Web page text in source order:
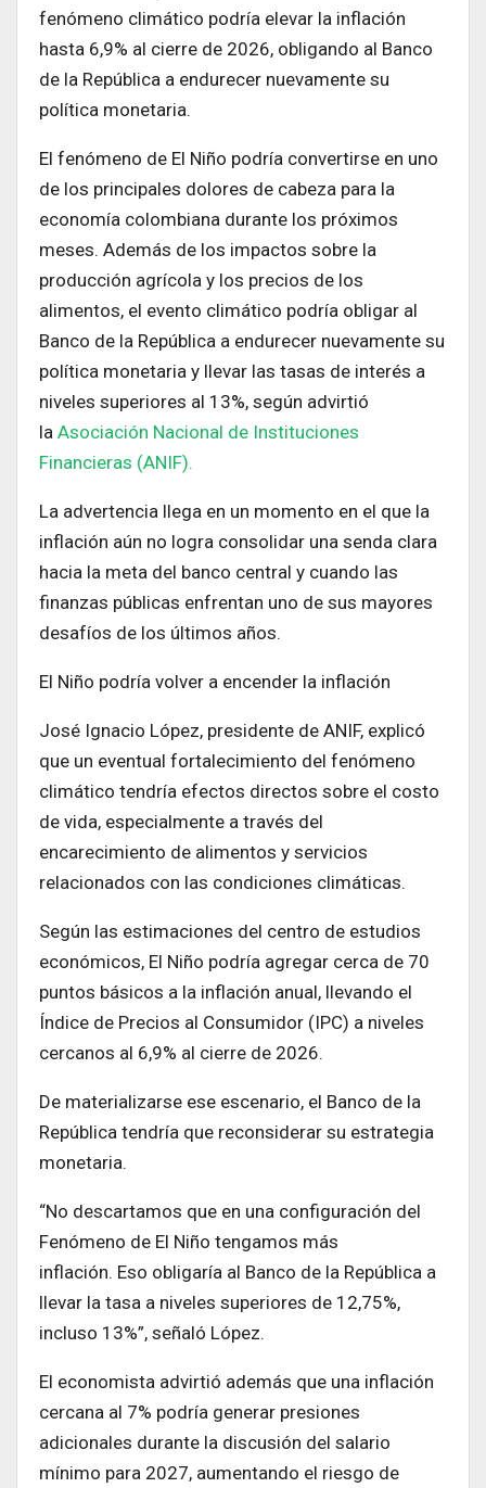
fenómeno climático podría elevar la inflación
hasta 6,9% al cierre de 2026, obligando al Banco
de la República a endurecer nuevamente su
política monetaria.
El fenómeno de El Niño podría convertirse en uno
de los principales dolores de cabeza para la
economía colombiana durante los próximos
meses. Además de los impactos sobre la
producción agrícola y los precios de los
alimentos, el evento climático podría obligar al
Banco de la República a endurecer nuevamente su
política monetaria y llevar las tasas de interés a
niveles superiores al 13%, según advirtió
la Asociación Nacional de Instituciones
Financieras (ANIF).
La advertencia llega en un momento en el que la
inflación aún no logra consolidar una senda clara
hacia la meta del banco central y cuando las
finanzas públicas enfrentan uno de sus mayores
desafíos de los últimos años.
El Niño podría volver a encender la inflación
José Ignacio López, presidente de ANIF, explicó
que un eventual fortalecimiento del fenómeno
climático tendría efectos directos sobre el costo
de vida, especialmente a través del
encarecimiento de alimentos y servicios
relacionados con las condiciones climáticas.
Según las estimaciones del centro de estudios
económicos, El Niño podría agregar cerca de 70
puntos básicos a la inflación anual, llevando el
Índice de Precios al Consumidor (IPC) a niveles
cercanos al 6,9% al cierre de 2026.
De materializarse ese escenario, el Banco de la
República tendría que reconsiderar su estrategia
monetaria.
“No descartamos que en una configuración del
Fenómeno de El Niño tengamos más
inflación. Eso obligaría al Banco de la República a
llevar la tasa a niveles superiores de 12,75%,
incluso 13%”, señaló López.
El economista advirtió además que una inflación
cercana al 7% podría generar presiones
adicionales durante la discusión del salario
mínimo para 2027, aumentando el riesgo de